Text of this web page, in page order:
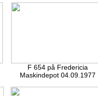
F 654 på Fredericia
Maskindepot 04.09.1977